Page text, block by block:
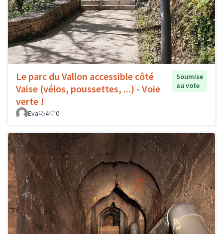
Le parc du Vallon accessible côté
Vaise (vélos, poussettes, ...) - Voie
verte !
Soumise
au vote
Eva 4 0